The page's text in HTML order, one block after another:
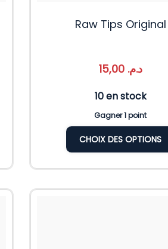
Raw Tips Original
د.م. 15,00
10 en stock
Gagner 1 point
CHOIX DES OPTIONS